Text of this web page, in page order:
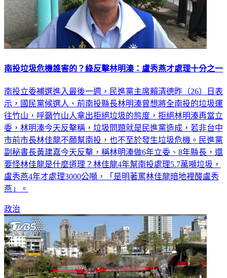
南投垃圾危機誰害的？綠反擊林明溱：盧秀燕才處理十分之一
南投立委補選進入最後一週，民進黨主席賴清德昨（26）日表
示，國民黨候選人、前南投縣長林明溱曾想將全南投的垃圾運
往竹山，呼籲竹山人拿出拒絕垃圾的態度，拒絕林明溱再當立
委，林明溱今天反擊稱，垃圾問題就是民進黨造成，若非台中
市前市長林佳龍不願幫南投，也不至於發生垃圾危機。民進黨
副秘書長黃建嘉今天反擊，稱林明溱做6年立委、8年縣長，還
要怪林佳龍是什麼道理？林佳龍4年幫南投處理5.7萬噸垃圾，
盧秀燕4年才處理3000公噸，「是明著罵林佳龍暗地裡酸盧秀
燕」。
政治